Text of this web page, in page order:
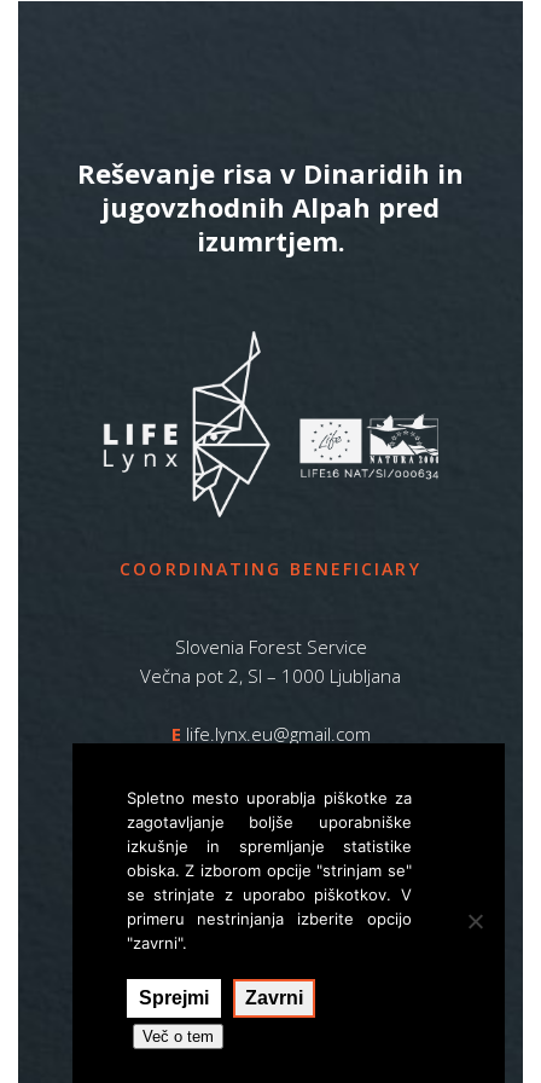
Reševanje risa v Dinaridih in
jugovzhodnih Alpah pred
izumrtjem.
COORDINATING BENEFICIARY
Slovenia Forest Service
Večna pot 2, SI – 1000 Ljubljana
E life.lynx.eu@gmail.com
Sitemap
Izvedba:
Spletno mesto uporablja piškotke za
zagotavljanje boljše uporabniške
izkušnje in spremljanje statistike
obiska. Z izborom opcije "strinjam se"
se strinjate z uporabo piškotkov. V
primeru nestrinjanja izberite opcijo
"zavrni".
Sprejmi Zavrni
Več o tem